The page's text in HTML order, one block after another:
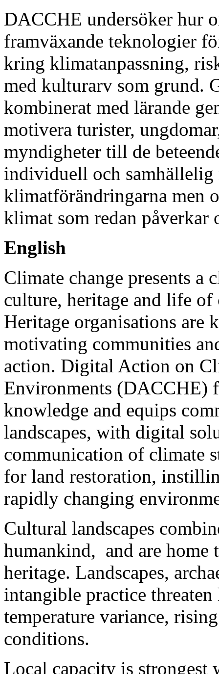
DACCHE undersöker hur
framväxande teknologier
kring klimatanpassning,
med kulturarv som grund.
kombinerat med lärande
motivera turister,
myndigheter till de
individuell och samhällelig
klimatförändringarna men
klimat som redan påverkar
English
Climate change presents a
culture, heritage and life
Heritage organisations are
motivating communities
action. Digital Action on
Environments (DACCHE)
knowledge and equips
landscapes, with digital
communication of climate
for land restoration,
rapidly changing
Cultural landscapes
humankind, and are home
heritage. Landscapes,
intangible practice
temperature variance,
conditions.
Local capacity is strongest